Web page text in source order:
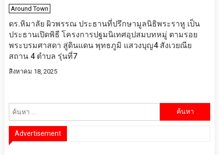
Around Town
ดร.หิมาลัย ผิวพรรณ ประธานที่ปรึกษามูลนิธิพระราหู เป็น
ประธานเปิดพิธี โครงการปฐมนิเทศอุปสมบทหมู่ ตามรอย
พระบรมศาสดา สู่ดินแดน พุทธภูมิ แสวงบุญ4 สังเวยณีย
สถาน 4 ตำบล รุ่นที่7
สิงหาคม 18, 2025
Advertisement